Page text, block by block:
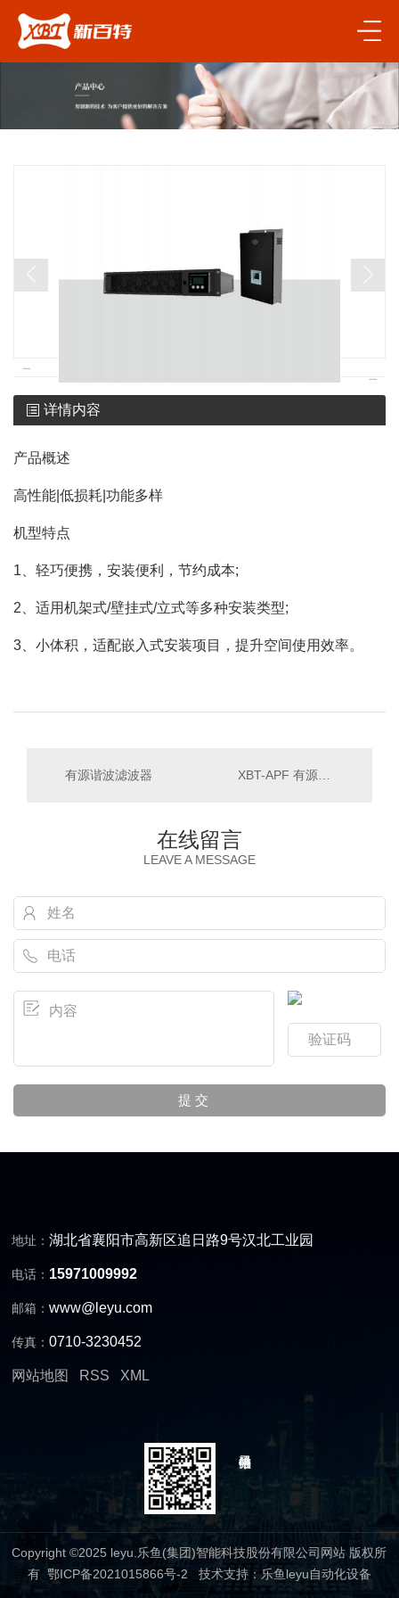
详情内容
产品概述
高性能|低损耗|功能多样
机型特点
1、轻巧便携，安装便利，节约成本;
2、适用机架式/壁挂式/立式等多种安装类型;
3、小体积，适配嵌入式安装项目，提升空间使用效率。
有源谐波滤波器
在线留言
LEAVE A MESSAGE
地址：湖北省襄阳市高新区追日路9号汉北工业园
电话： 15971009992
邮箱：www@leyu.com
传真：0710-3230452
网站地图 RSS XML
Copyright ©2025 leyu.乐鱼(集团)智能科技股份有限公司网站 版权所
有 鄂ICP备2021015866号-2 技术支持： 乐鱼leyu自动化设备